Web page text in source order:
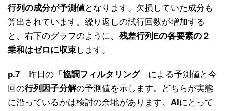
行列の成分が予測値となります。欠損していた成分も
算出されています。繰り返しの試行回数が増加する
と、右下のグラフのように、 残差行列Eの各要素の２
乗和はゼロに収束します。
p.7 昨日の「 協調フィルタリング」による予測値と今
回の行列因子分解の予測値を示します。どちらが実態
に沿っているかは検討の余地があります。 AIにとって